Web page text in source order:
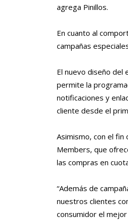
agrega Pinillos.
En cuanto al
campañas
El nuevo diseño del
permite la
notificaciones y
cliente desde el
Asimismo, con el fin
Members, que
las compras en
“Además de
nuestros clientes
consumidor el